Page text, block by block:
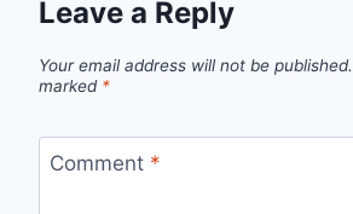
Leave a Reply
Your email address will not be published.
marked *
Comment *